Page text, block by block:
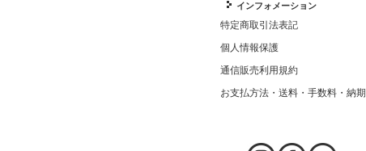
インフォメーション
特定商取引法表記
個人情報保護
通信販売利用規約
お支払方法・送料・手数料・納期